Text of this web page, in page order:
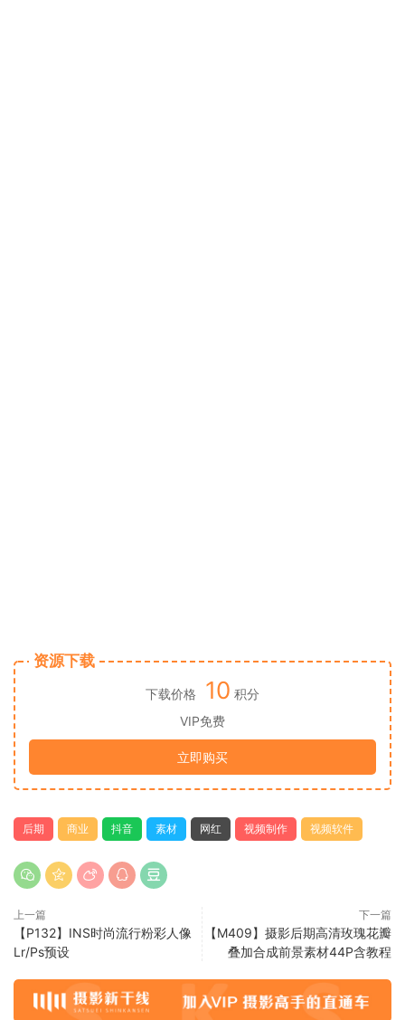
资源下载
下载价格 10 积分
VIP免费
立即购买
后期 商业 抖音 素材 网红 视频制作 视频软件
上一篇
【P132】INS时尚流行粉彩人像
Lr/Ps预设
下一篇
【M409】摄影后期高清玫瑰花瓣
叠加合成前景素材44P含教程